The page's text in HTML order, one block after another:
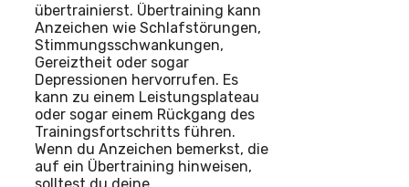
übertrainierst. Übertraining kann
Anzeichen wie Schlafstörungen,
Stimmungsschwankungen,
Gereiztheit oder sogar
Depressionen hervorrufen. Es
kann zu einem Leistungsplateau
oder sogar einem Rückgang des
Trainingsfortschritts führen.
Wenn du Anzeichen bemerkst, die
auf ein Übertraining hinweisen,